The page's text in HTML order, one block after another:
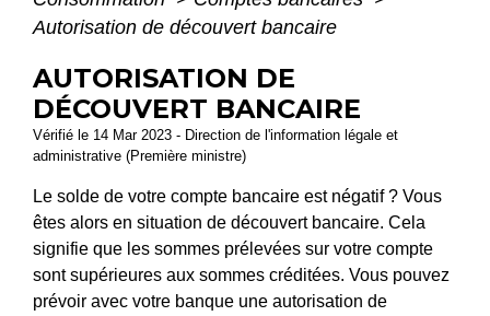
Autorisation de découvert bancaire
AUTORISATION DE
DÉCOUVERT BANCAIRE
Vérifié le 14 Mar 2023 - Direction de l'information légale et
administrative (Première ministre)
Le solde de votre compte bancaire est négatif ? Vous
êtes alors en situation de découvert bancaire. Cela
signifie que les sommes prélevées sur votre compte
sont supérieures aux sommes créditées. Vous pouvez
prévoir avec votre banque une autorisation de